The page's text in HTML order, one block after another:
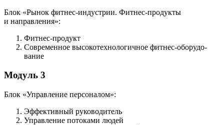
Блок «Рынок фитнес-индустрии. Фитнес-продукты
и направления»:
Фитнес-продукт
Современное высокотехнологичное фитнес-оборудо­
вание
Модуль 3
Блок «Управление персоналом»:
Эффективный руководитель
Управление потоками людей